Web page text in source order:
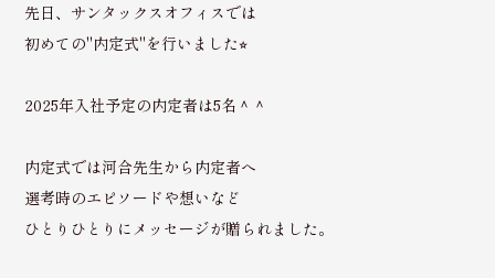
先日、サンタックスオフィスでは
初めての"内定式"を行いました⭐︎
2025年入社予定の内定者は5名＾＾
内定式では河合先生から内定者へ
選考時のエピソードや想いなど
ひとりひとりにメッセージが贈られました。